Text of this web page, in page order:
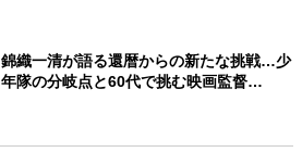
錦織一清が語る還暦からの新たな挑戦…少
年隊の分岐点と60代で挑む映画監督…